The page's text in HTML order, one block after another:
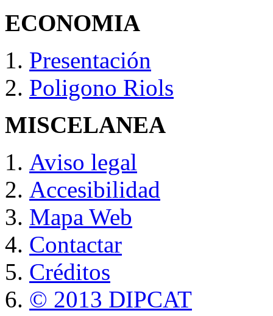
ECONOMIA
Presentación
Poligono Riols
MISCELANEA
Aviso legal
Accesibilidad
Mapa Web
Contactar
Créditos
© 2013 DIPCAT